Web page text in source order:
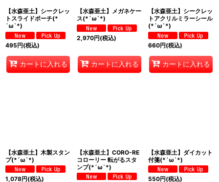
【水森亜土】シークレッ
トスライドポーチ(*
´ω`*)
495円(税込)
カートに入れる
【水森亜土】メガネケー
ス(*´ω`*)
2,970円(税込)
カートに入れる
【水森亜土】シークレッ
トアクリルミラーシール
(*´ω`*)
660円(税込)
カートに入れる
【水森亜土】木製スタン
プ(*´ω`*)
1,078円(税込)
【水森亜土】CORO-RE
コローリー 転がるスタ
ンプ(*´ω`*)
【水森亜土】ダイカット
付箋(*´ω`*)
550円(税込)